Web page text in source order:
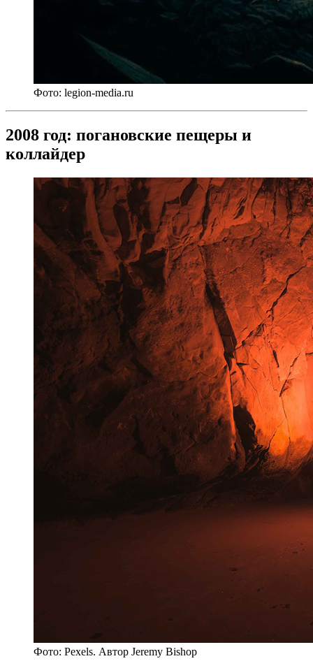
Фото: legion-media.ru
2008 год: погановские пещеры и
коллайдер
Фото: Pexels. Автор Jeremy Bishop